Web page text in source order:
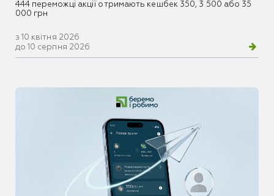
444 переможці акції отримають кешбек 350, 3 500 або 35
000 грн
з 10 квітня 2026
до 10 серпня 2026